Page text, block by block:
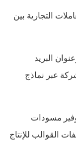
التجارية بين
البريد
عبر نماذج
مسودات
القوالب للإنتاج